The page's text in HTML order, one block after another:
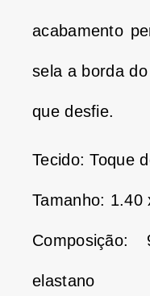
acabamento
sela a borda
que desfie.
Tecido: Toque
Tamanho: 1.40
elastano